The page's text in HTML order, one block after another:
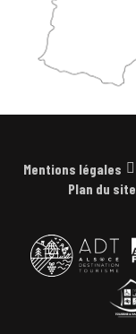
Mentions légales
Plan du site